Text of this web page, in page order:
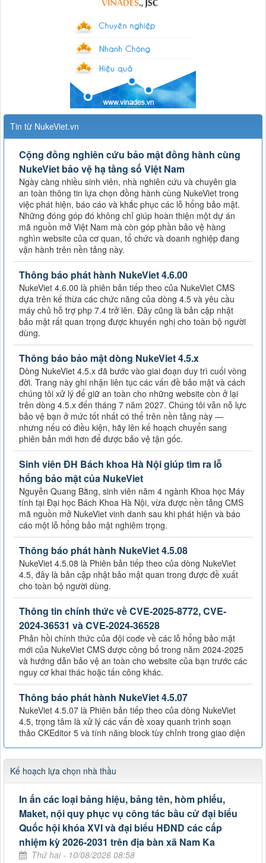
Tin từ NukeViet.vn
Cộng đồng nghiên cứu bảo mật đồng hành cùng
NukeViet bảo vệ hạ tầng số Việt Nam
Ngày càng nhiều sinh viên, nhà nghiên cứu và chuyên gia
an toàn thông tin lựa chọn đồng hành cùng NukeViet trong
việc phát hiện, báo cáo và khắc phục các lỗ hổng bảo mật.
Những đóng góp đó không chỉ giúp hoàn thiện một dự án
mã nguồn mở Việt Nam mà còn góp phần bảo vệ hàng
nghìn website của cơ quan, tổ chức và doanh nghiệp đang
vận hành trên nền tảng này.
Thông báo phát hành NukeViet 4.6.00
NukeViet 4.6.00 là phiên bản tiếp theo của NukeViet CMS
dựa trên kế thừa các chức năng của dòng 4.5 và yêu cầu
máy chủ hỗ trợ php 7.4 trở lên. Đây cũng là bản cập nhật
bảo mật rất quan trọng được khuyến nghị cho toàn bộ người
dùng.
Thông báo bảo mật dòng NukeViet 4.5.x
Dòng NukeViet 4.5.x đã bước vào giai đoạn duy trì cuối vòng
đời. Trang này ghi nhận liên tục các vấn đề bảo mật và cách
chúng tôi xử lý để giữ an toàn cho những website còn ở lại
trên dòng 4.5.x đến tháng 7 năm 2027. Chúng tôi vẫn nỗ lực
bảo vệ bạn ở mức tốt nhất có thể trên nền tảng này —
nhưng nếu có điều kiện, hãy lên kế hoạch chuyển sang
phiên bản mới hơn để được bảo vệ tận gốc.
Sinh viên ĐH Bách khoa Hà Nội giúp tìm ra lỗ
hổng bảo mật của NukeViet
Nguyễn Quang Bằng, sinh viên năm 4 ngành Khoa học Máy
tính tại Đại học Bách Khoa Hà Nội, vừa được nền tảng CMS
mã nguồn mở NukeViet vinh danh sau khi phát hiện và báo
cáo một lỗ hổng bảo mật nghiêm trọng.
Thông báo phát hành NukeViet 4.5.08
NukeViet 4.5.08 là Phiên bản tiếp theo của dòng NukeViet
4.5, đây là bản cập nhật bảo mật quan trong được đề xuất
cho toàn bộ người dùng.
Thông tin chính thức về CVE-2025-8772, CVE-
2024-36531 và CVE-2024-36528
Phản hồi chính thức của đội code về các lỗ hổng bảo mật
mới của NukeViet CMS được công bố trong năm 2024-2025
và hướng dẫn bảo vệ an toàn cho website của bạn trước các
nguy cơ khai thác hoặc tấn công khác.
Thông báo phát hành NukeViet 4.5.07
NukeViet 4.5.07 là Phiên bản tiếp theo của dòng NukeViet
4.5, trọng tâm là xử lý các vấn đề xoay quanh trình soạn
thảo CKEditor 5 và tính năng block tùy chỉnh trong giao diện
Kế hoạch lựa chọn nhà thầu
In ấn các loại bảng hiệu, bảng tên, hòm phiếu,
Maket, nội quy phục vụ công tác bầu cử đại biểu
Quốc hội khóa XVI và đại biểu HĐND các cấp
nhiệm kỳ 2026-2031 trên địa bàn xã Nam Ka
Thứ hai - 10/08/2026 08:58